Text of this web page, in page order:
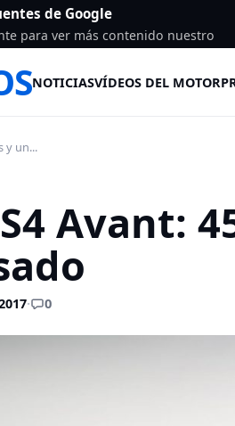
de Google
para ver más contenido nuestro
NOTICIASVÍDEOS DEL MOTOR
y un...
Avant:
· 0